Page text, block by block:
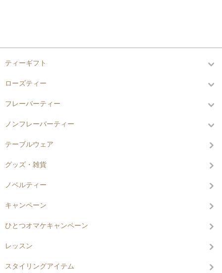
ティーギフト
ローズティー
フレーバーティー
ノンフレーバーティー
テーブルウェア
グッズ・雑貨
ノベルティー
キャンペーン
ひとつオマケキャンペーン
レッスン
スタイリングアイテム